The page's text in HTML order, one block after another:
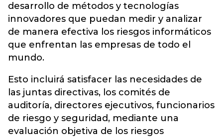
desarrollo de métodos y tecnologías
innovadores que puedan medir y analizar
de manera efectiva los riesgos informáticos
que enfrentan las empresas de todo el
mundo.
Esto incluirá satisfacer las necesidades de
las juntas directivas, los comités de
auditoría, directores ejecutivos, funcionarios
de riesgo y seguridad, mediante una
evaluación objetiva de los riesgos